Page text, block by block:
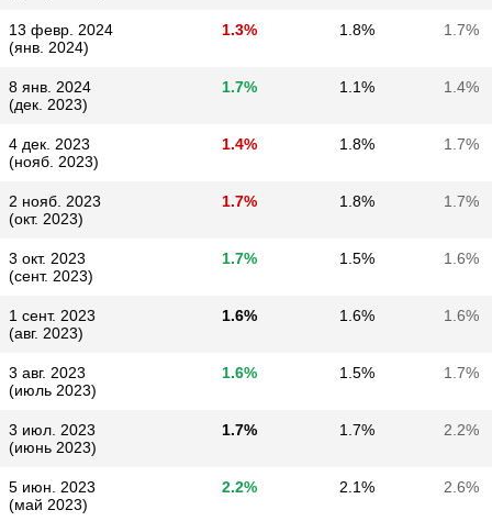
13 февр. 2024
(янв. 2024)
1.3% 1.8% 1.7%
8 янв. 2024
(дек. 2023)
1.7% 1.1% 1.4%
4 дек. 2023
(нояб. 2023)
1.4% 1.8% 1.7%
2 нояб. 2023
(окт. 2023)
1.7% 1.8% 1.7%
3 окт. 2023
(сент. 2023)
1.7% 1.5% 1.6%
1 сент. 2023
(авг. 2023)
1.6% 1.6% 1.6%
3 авг. 2023
(июль 2023)
1.6% 1.5% 1.7%
3 июл. 2023
(июнь 2023)
1.7% 1.7% 2.2%
5 июн. 2023
(май 2023)
2.2% 2.1% 2.6%